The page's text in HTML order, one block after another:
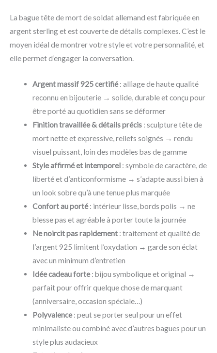
La bague tête de mort de soldat allemand est fabriquée en
argent sterling et est couverte de détails complexes. C’est le
moyen idéal de montrer votre style et votre personnalité, et
elle permet d’engager la conversation.
Argent massif 925 certifié: alliage de haute qualité
reconnu en bijouterie → solide, durable et conçu pour
être porté au quotidien sans se déformer
Finition travaillée & détails précis: sculpture tête de
mort nette et expressive, reliefs soignés → rendu
visuel puissant, loin des modèles bas de gamme
Style affirmé et intemporel: symbole de caractère, de
liberté et d’anticonformisme → s’adapte aussi bien à
un look sobre qu’à une tenue plus marquée
Confort au porté: intérieur lisse, bords polis → ne
blesse pas et agréable à porter toute la journée
Ne noircit pas rapidement: traitement et qualité de
l’argent 925 limitent l’oxydation → garde son éclat
avec un minimum d’entretien
Idée cadeau forte: bijou symbolique et original →
parfait pour offrir quelque chose de marquant
(anniversaire, occasion spéciale…)
Polyvalence: peut se porter seul pour un effet
minimaliste ou combiné avec d’autres bagues pour un
style plus audacieux